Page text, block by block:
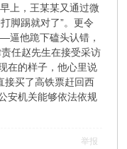
上，王某某又通过微
脚踢就对了”。更令
逼他跪下磕头认错，
任赵先生在接受采访
在的样子，他心里说
接买了高铁票赶回西
安机关能够依法依规
举报